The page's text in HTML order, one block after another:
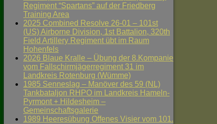
Regiment “Spartans” auf der Friedberg
Training Area
2025 Combined Resolve 26-01 – 101st
(US) Airborne Division, 1st Battalion, 320th
Field Artillery Regiment übt im Raum
Hohenfels
2026 Blaue Kralle – Übung der 8.Kompanie
vom Fallschirmjägerregiment 31 im
Landkreis Rotenburg (Wümme)
1985 Senneslag – Manöver des 59 (NL)
Tankbataljon RHPO im Landkreis Hameln-
Pyrmont + Hildesheim –
Gemeinschaftsgalerie
1989 Heeresübung Offenes Visier vom 101.